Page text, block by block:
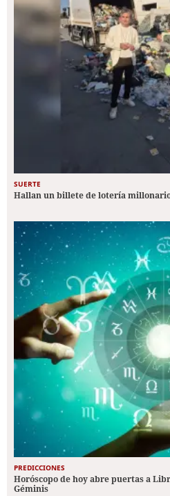
SUERTE
Hallan un billete de lotería
PREDICCIONES
Horóscopo de hoy abre puertas a
Géminis